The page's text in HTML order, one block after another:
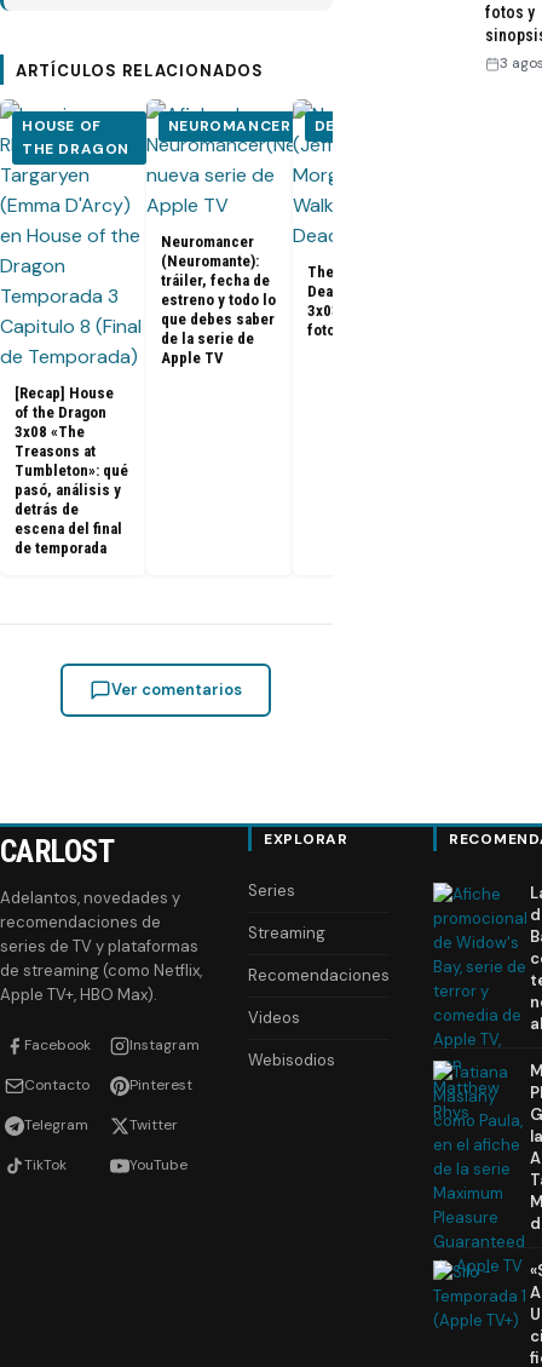
ARTÍCULOS RELACIONADOS
HOUSE OF
THE DRAGON
[Recap] House
of the Dragon
3x08 «The
Treasons at
Tumbleton»: qué
pasó, análisis y
detrás de
escena del final
de temporada
NEUROMANCER
Neuromancer
(Neuromante):
tráiler, fecha de
estreno y todo lo
que debes saber
de la serie de
Apple TV
DEAD CITY
The Walking
Dead: Dead City
3x03: Promo,
fotos y sinopsis
Ver comentarios
fotos y
3
CARLOST
Adelantos, novedades y
recomendaciones de
series de TV y plataformas
de streaming (como Netflix,
Apple TV+, HBO Max).
Facebook Instagram
Contacto Pinterest
Telegram Twitter
TikTok YouTube
EXPLORAR
Series
Streaming
Recomendaciones
Videos
Webisodios